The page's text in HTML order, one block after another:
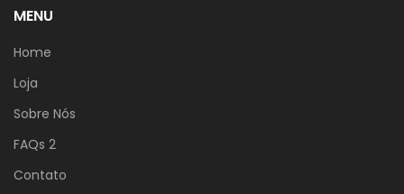
MENU
Home
Loja
Sobre Nós
FAQs 2
Contato